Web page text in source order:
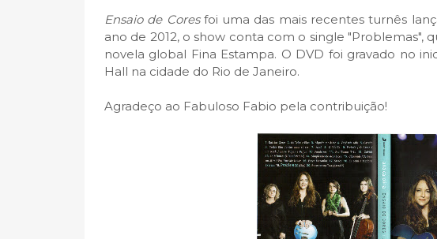
Ensaio de Coresfoi uma das mais recentes turnês
ano de 2012, o show conta com o single "Problemas",
novela global Fina Estampa. O DVD foi gravado no
Hall na cidade do Rio de Janeiro.
Agradeço ao Fabuloso Fabio pela contribuição!